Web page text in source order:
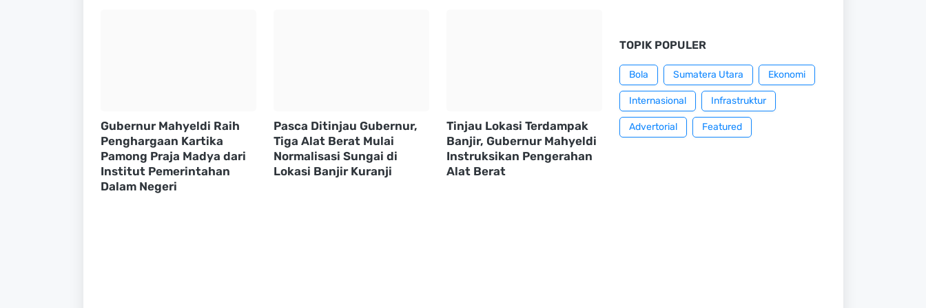
Gubernur Mahyeldi Raih
Penghargaan Kartika
Pamong Praja Madya dari
Institut Pemerintahan
Dalam Negeri
Pasca Ditinjau Gubernur,
Tiga Alat Berat Mulai
Normalisasi Sungai di
Lokasi Banjir Kuranji
Tinjau Lokasi Terdampak
Banjir, Gubernur Mahyeldi
Instruksikan Pengerahan
Alat Berat
TOPIK POPULER
Bola Sumatera Utara Ekonomi
Internasional Infrastruktur
Advertorial Featured